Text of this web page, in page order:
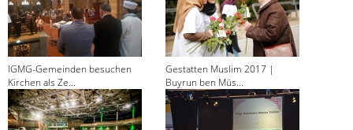
IGMG-Gemeinden besuchen
Kirchen als Ze...
Gestatten Muslim 2017 |
Buyrun ben Müs...